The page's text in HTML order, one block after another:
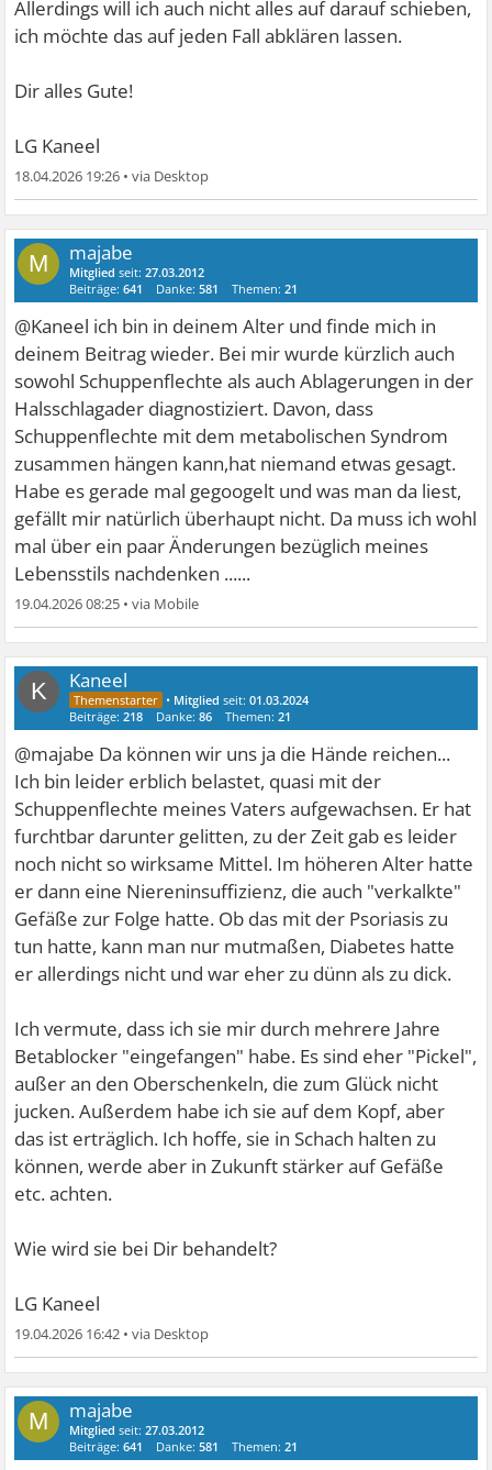
Allerdings will ich auch nicht alles auf darauf schieben,
ich möchte das auf jeden Fall abklären lassen.
Dir alles Gute!
LG Kaneel
18.04.2026 19:26 •
M majabe
Mitglied seit:27.03.2012
Beiträge:641 Danke:581 Themen:21
@Kaneel ich bin in deinem Alter und finde mich in
deinem Beitrag wieder. Bei mir wurde kürzlich auch
sowohl Schuppenflechte als auch Ablagerungen in der
Halsschlagader diagnostiziert. Davon, dass
Schuppenflechte mit dem metabolischen Syndrom
zusammen hängen kann,hat niemand etwas gesagt.
Habe es gerade mal gegoogelt und was man da liest,
gefällt mir natürlich überhaupt nicht. Da muss ich wohl
mal über ein paar Änderungen bezüglich meines
Lebensstils nachdenken ......
19.04.2026 08:25 •
K Kaneel
• Mitglied seit:01.03.2024
Beiträge:218 Danke:86 Themen:21
@majabe Da können wir uns ja die Hände reichen...
Ich bin leider erblich belastet, quasi mit der
Schuppenflechte meines Vaters aufgewachsen. Er hat
furchtbar darunter gelitten, zu der Zeit gab es leider
noch nicht so wirksame Mittel. Im höheren Alter hatte
er dann eine Niereninsuffizienz, die auch "verkalkte"
Gefäße zur Folge hatte. Ob das mit der Psoriasis zu
tun hatte, kann man nur mutmaßen, Diabetes hatte
er allerdings nicht und war eher zu dünn als zu dick.
Ich vermute, dass ich sie mir durch mehrere Jahre
Betablocker "eingefangen" habe. Es sind eher "Pickel",
außer an den Oberschenkeln, die zum Glück nicht
jucken. Außerdem habe ich sie auf dem Kopf, aber
das ist erträglich. Ich hoffe, sie in Schach halten zu
können, werde aber in Zukunft stärker auf Gefäße
etc. achten.
Wie wird sie bei Dir behandelt?
LG Kaneel
19.04.2026 16:42 •
M majabe
Mitglied seit:27.03.2012
Beiträge:641 Danke:581 Themen:21